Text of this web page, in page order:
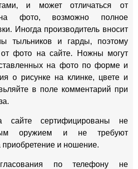
и может отличаться от
на фото, возможно полное
Иногда производитель вносит
тыльников и гарды, поэтому
фото на сайте. Ножны могут
на фото по форме и
о рисунке на клинке, цвете и
в поле комментарий при
сайте сертифицированы не
оружием и не требуют
и ношение.
по телефону не